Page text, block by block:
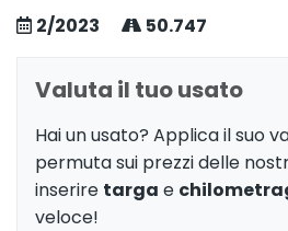
2/2023 50.747
Valuta il tuo usato
Hai un usato? Applica il suo
permuta sui prezzi delle
inserire targa e
veloce!